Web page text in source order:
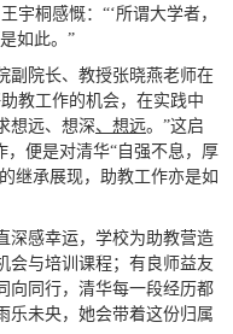
宇桐感慨：“‘所谓大学者，
如此。”
副院长、教授张晓燕老师在
教工作的机会，在实践中
想远、想深、想远。”这启
，便是对清华“自强不息，厚
继承展现，助教工作亦是如
深感幸运，学校为助教营造
会与培训课程；有良师益友
向同行，清华每一段经历都
乐未央，她会带着这份归属